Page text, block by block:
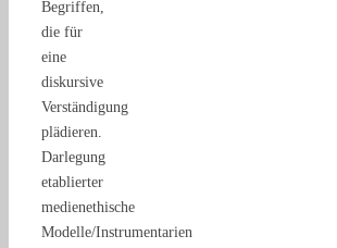
Begriffen,
die für
eine
diskursive
Verständigung
plädieren.
Darlegung
etablierter
medienethische
Modelle/Instrumentarien